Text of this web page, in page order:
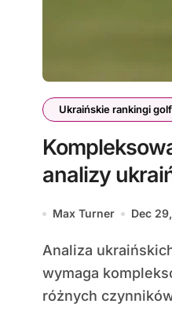
Ukraińskie rankingi
analizy
golfowych
Max Turner Dec
Analiza ukraińskich rankingów golfowych
wymaga
różnych